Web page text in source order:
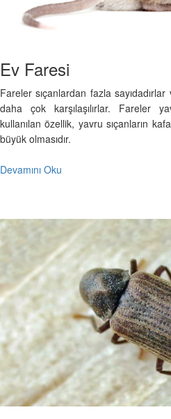
Ev Faresi
Fareler sıçanlardan fazla
daha çok karşılaşılırlar. Fareler
kullanılan özellik, yavru sıçanların
büyük olmasıdır.
Devamını Oku